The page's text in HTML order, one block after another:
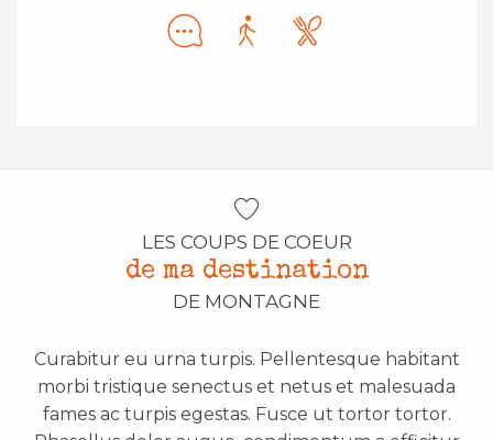
LES COUPS DE COEUR
de ma destination
DE MONTAGNE
Curabitur eu urna turpis. Pellentesque habitant
morbi tristique senectus et netus et malesuada
fames ac turpis egestas. Fusce ut tortor tortor.